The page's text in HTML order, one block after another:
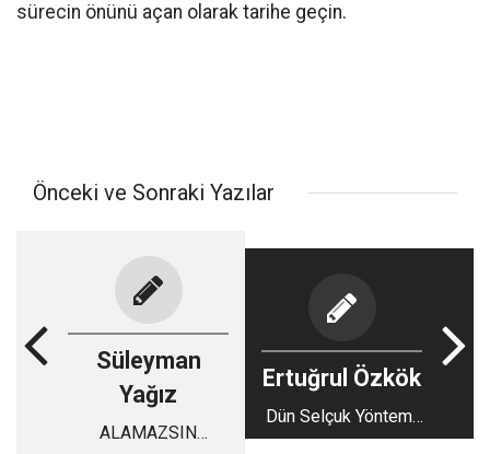
sürecin önünü açan olarak tarihe geçin.
Önceki ve Sonraki Yazılar
Süleyman
Yağız
ALAMAZSIN
Ertuğrul Özkök
Dün Selçuk Yöntem’i
aradım ve “bir kere